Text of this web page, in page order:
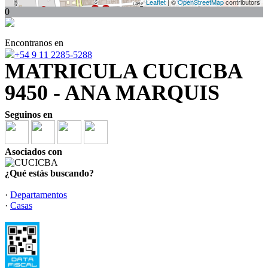
0
Encontranos en
+54 9 11 2285-5288
MATRICULA CUCICBA
9450 - ANA MARQUIS
Seguinos en
Asociados con
¿Qué estás buscando?
· Departamentos
· Casas